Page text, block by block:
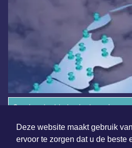
Deze website maakt gebruik
ervoor te zorgen dat u de beste
Overige dagbladen in de regio
Algemene voorwaarden